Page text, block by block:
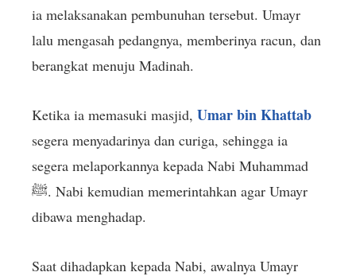
ia melaksanakan pembunuhan tersebut. Umayr
lalu mengasah pedangnya, memberinya racun, dan
berangkat menuju Madinah.
Ketika ia memasuki masjid, Umar bin Khattab
segera menyadarinya dan curiga, sehingga ia
segera melaporkannya kepada Nabi Muhammad
ﷺ. Nabi kemudian memerintahkan agar Umayr
dibawa menghadap.
Saat dihadapkan kepada Nabi, awalnya Umayr